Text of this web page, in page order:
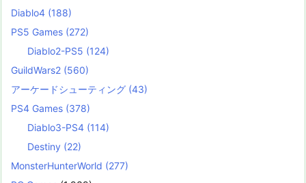
Diablo4 (188)
PS5 Games (272)
Diablo2-PS5 (124)
GuildWars2 (560)
アーケードシューティング (43)
PS4 Games (378)
Diablo3-PS4 (114)
Destiny (22)
MonsterHunterWorld (277)